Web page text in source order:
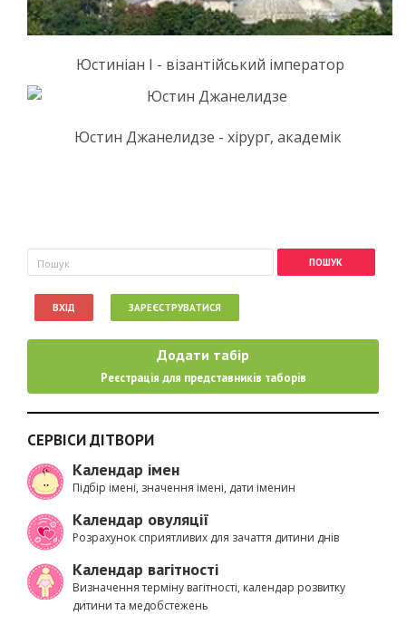
Юстиніан I - візантійський імператор
Юстин Джанелидзе - хірург, академік
Пошукова форма
Пошук
ВХІД ЗАРЕЄСТРУВАТИСЯ
Додати табір
Реєстрація для представників таборів
СЕРВІСИ ДІТВОРИ
Календар імен
Підбір імені, значення імені, дати іменин
Календар овуляції
Розрахунок сприятливих для зачаття дитини днів
Календар вагітності
Визначення терміну вагітності, календар розвитку
дитини та медобстежень